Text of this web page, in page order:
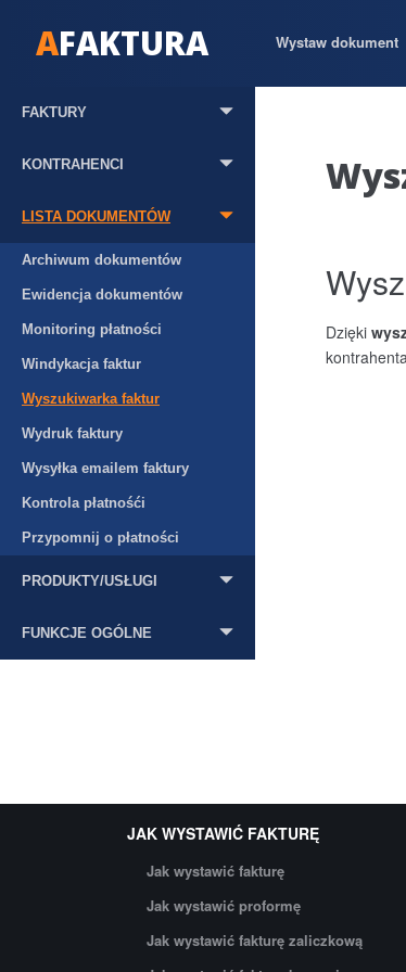
AFAKTURA Wystaw dokument
FAKTURY
KONTRAHENCI
LISTA DOKUMENTÓW
Archiwum dokumentów
Ewidencja dokumentów
Monitoring płatności
Windykacja faktur
Wyszukiwarka faktur
Wydruk faktury
Wysyłka emailem faktury
Kontrola płatnośći
Przypomnij o płatności
PRODUKTY/USŁUGI
FUNKCJE OGÓLNE
Dzięki
JAK WYSTAWIĆ FAKTURĘ
Jak wystawić fakturę
Jak wystawić proformę
Jak wystawić fakturę zaliczkową